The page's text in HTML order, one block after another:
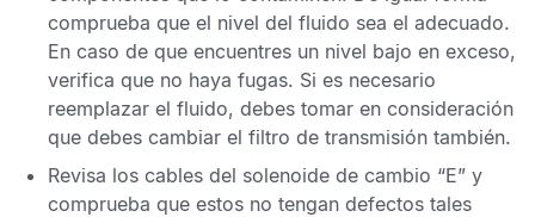
comprueba que el nivel del fluido sea el adecuado.
En caso de que encuentres un nivel bajo en exceso,
verifica que no haya fugas. Si es necesario
reemplazar el fluido, debes tomar en consideración
que debes cambiar el filtro de transmisión también.
Revisa los cables del solenoide de cambio “E” y
comprueba que estos no tengan defectos tales